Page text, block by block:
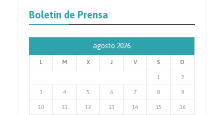
Prensa
Boletín de Prensa
agosto 2026
L M X J V S D
1 2
3 4 5 6 7 8 9
10 11 12 13 14 15 16